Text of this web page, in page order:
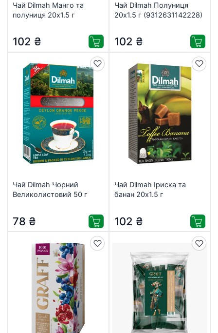
Чай Dilmah Манго та
полуниця 20х1.5 г
102 ₴
Чай Dilmah Полуниця
20х1.5 г (9312631142228)
102 ₴
Чай Dilmah Чорний
Великолистовий 50 г
78 ₴
Чай Dilmah Іриска та
банан 20х1.5 г
102 ₴